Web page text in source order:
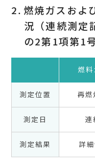
燃焼ガスおよ
況（連続測定
の2第1項第1
燃料
測定位置 再燃
測定日 連
測定結果 詳